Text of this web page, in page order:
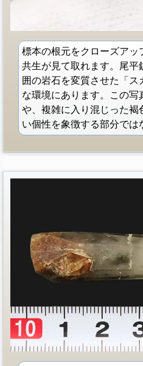
標本の根元をクローズアッ
共生が見て取れます。尾平
囲の岩石を変質させた「
な環境にあります。この
や、複雑に入り混じった褐
い個性を象徴する部分では